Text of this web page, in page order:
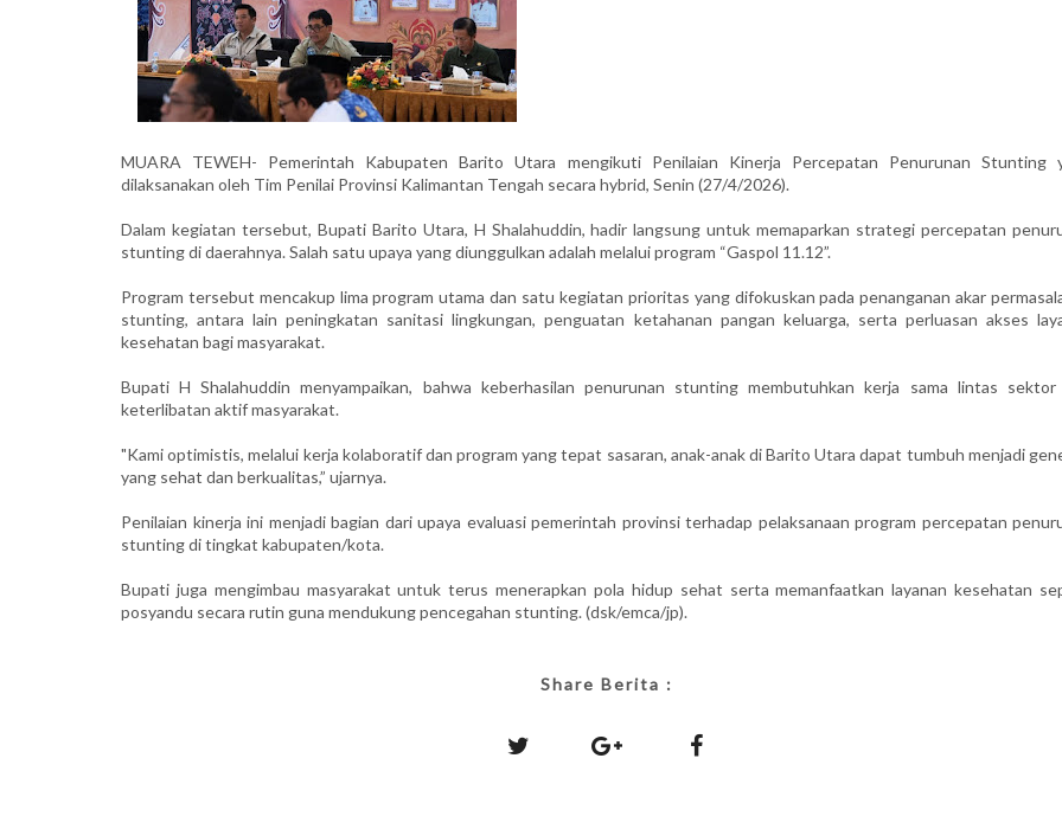
MUARA TEWEH- Pemerintah Kabupaten Barito Utara mengikuti Penilaian Kinerja Percepatan Penurunan Stunting
dilaksanakan oleh Tim Penilai Provinsi Kalimantan Tengah secara hybrid, Senin (27/4/2026).
Dalam kegiatan tersebut, Bupati Barito Utara, H Shalahuddin, hadir langsung untuk memaparkan strategi percepatan
stunting di daerahnya. Salah satu upaya yang diunggulkan adalah melalui program “Gaspol 11.12”.
Program tersebut mencakup lima program utama dan satu kegiatan prioritas yang difokuskan pada penanganan akar
stunting, antara lain peningkatan sanitasi lingkungan, penguatan ketahanan pangan keluarga, serta perluasan akses
kesehatan bagi masyarakat.
Bupati H Shalahuddin menyampaikan, bahwa keberhasilan penurunan stunting membutuhkan kerja sama lintas sektor
keterlibatan aktif masyarakat.
"Kami optimistis, melalui kerja kolaboratif dan program yang tepat sasaran, anak-anak di Barito Utara dapat tumbuh menjadi
yang sehat dan berkualitas,” ujarnya.
Penilaian kinerja ini menjadi bagian dari upaya evaluasi pemerintah provinsi terhadap pelaksanaan program percepatan
stunting di tingkat kabupaten/kota.
Bupati juga mengimbau masyarakat untuk terus menerapkan pola hidup sehat serta memanfaatkan layanan kesehatan
posyandu secara rutin guna mendukung pencegahan stunting. (dsk/emca/jp).
Share Berita :